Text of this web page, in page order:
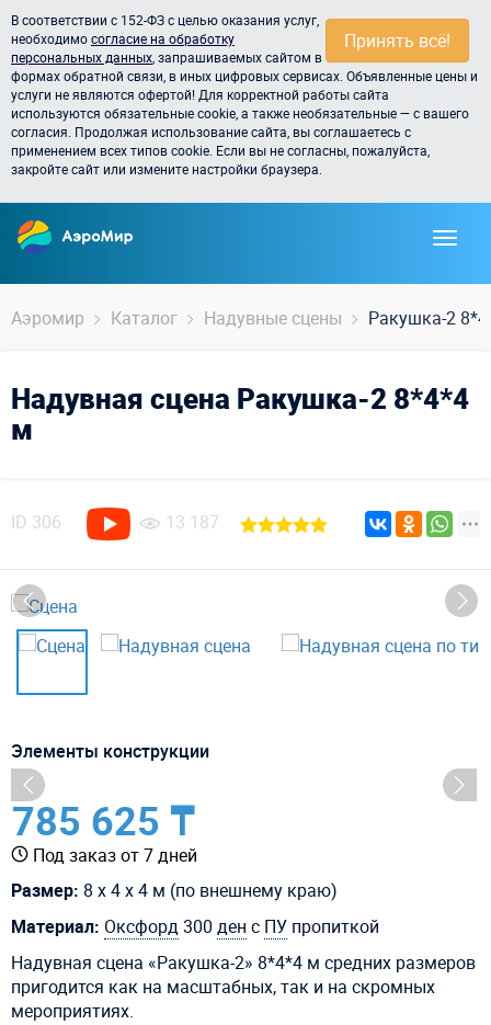
Принять всё!
В соответствии с 152-ФЗ с целью оказания услуг,
необходимосогласие на обработку
персональных данных , запрашиваемых сайтом в
формах обратной связи, в иных цифровых сервисах. Объявленные цены и
услуги не являются офертой! Для корректной работы сайта
используются обязательные cookie, а также необязательные — с вашего
согласия. Продолжая использование сайта, вы соглашаетесь с
применением всех типов cookie. Если вы не согласны, пожалуйста,
закройте сайт или измените настройки браузера.
Аэромир Каталог Надувные сцены Ракушка-2
Надувная сцена Ракушка-2 8*4*4
м
ID 306 13 187
Элементы конструкции
785 625 ₸
Под заказ от 7 дней
Размер: 8 х 4 х 4 м (по внешнему краю)
Материал: Оксфорд300 ден с ПУ пропиткой
Надувная сцена «Ракушка-2» 8*4*4 м средних размеров
пригодится как на масштабных, так и на скромных
мероприятиях.